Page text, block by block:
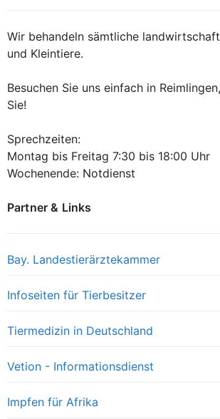
Wir behandeln sämtliche
und Kleintiere.
Besuchen Sie uns einfach in
Sie!
Sprechzeiten:
Montag bis Freitag 7:30 bis 18:00 Uhr
Wochenende: Notdienst
Partner & Links
Bay. Landestierärztekammer
Infoseiten für Tierbesitzer
Tiermedizin in Deutschland
Vetion - Informationsdienst
Impfen für Afrika